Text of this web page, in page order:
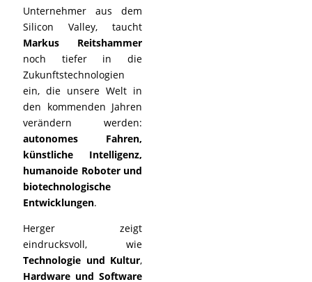
Unternehmer aus dem
Silicon Valley, taucht
Markus Reitshammer
noch tiefer in die
Zukunftstechnologien
ein, die unsere Welt in
den kommenden Jahren
verändern werden:
autonomes Fahren,
künstliche Intelligenz,
humanoide Roboter und
biotechnologische
Entwicklungen.
Herger zeigt
eindrucksvoll, wie
Technologie und Kultur,
Hardware und Software